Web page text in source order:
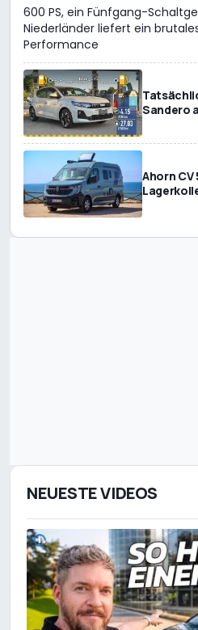
600 PS, ein Fünfgang-
Niederländer liefert ein
Performance
Sandero
Ahorn
NEUESTE VIDEOS